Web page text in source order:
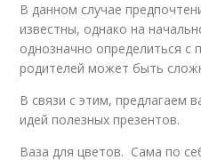
В данном случае
известны, однако на
однозначно определиться с
родителей может быть
В связи с этим, предлагаем
идей полезных презентов.
Ваза для цветов. Сама по